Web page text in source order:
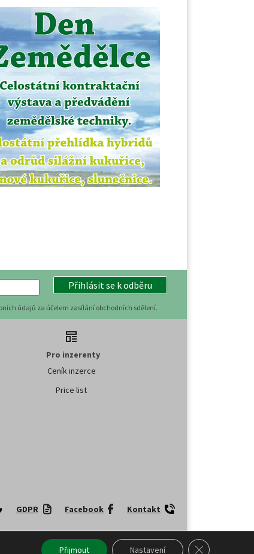
Přihlásit se k odběru
údajů za účelem zasílání obchodních sdělení.
Pro inzerenty
Ceník inzerce
Price list
GDPR Facebook Kontakt
tohoto obsahu či jeho části veřejnosti, a to jakýmkoliv
Přijmout Nastavení Zavřít cookie